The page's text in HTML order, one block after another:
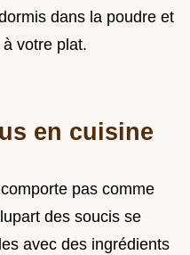
dans la poudre et
votre plat.
en cuisine
pas comme
des soucis se
avec des ingrédients